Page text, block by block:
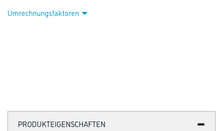
Umrechnungsfaktoren
PRODUKTEIGENSCHAFTEN